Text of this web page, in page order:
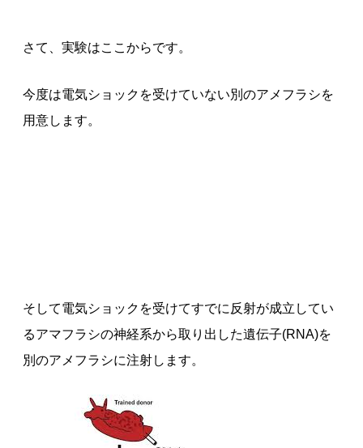
さて、実験はここからです。
今度は電気ショックを受けていない別のアメフラシを
用意します。
そして電気ショックを受けてすでに反射が成立してい
るアマフラシの神経系から取り出した遺伝子(RNA)を
別のアメフラシに注射します。